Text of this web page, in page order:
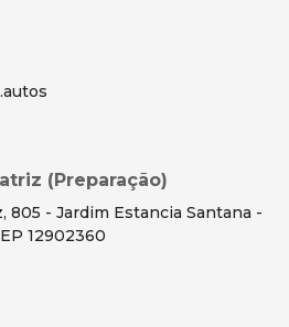
(Preparação)
805 - Jardim Estancia Santana -
12902360